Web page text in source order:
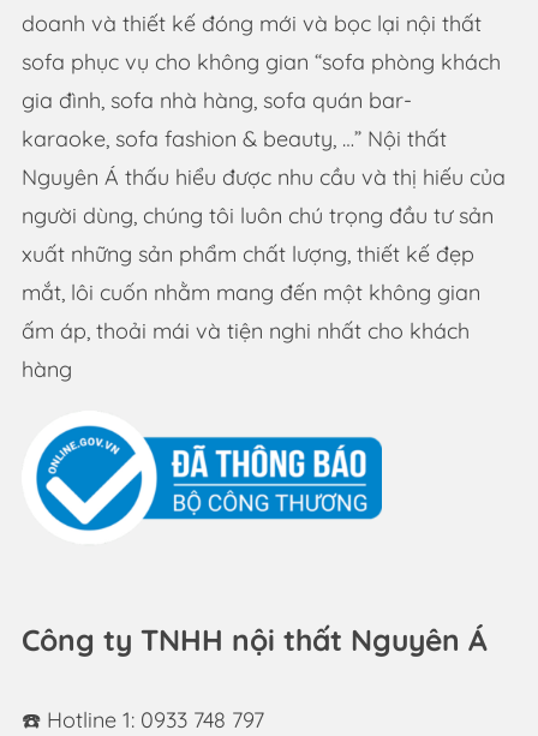
doanh và thiết kế đóng mới và bọc lại nội thất
sofa phục vụ cho không gian “sofa phòng khách
gia đình, sofa nhà hàng, sofa quán bar-
karaoke, sofa fashion & beauty, …” Nội thất
Nguyên Á thấu hiểu được nhu cầu và thị hiếu của
người dùng, chúng tôi luôn chú trọng đầu tư sản
xuất những sản phẩm chất lượng, thiết kế đẹp
mắt, lôi cuốn nhằm mang đến một không gian
ấm áp, thoải mái và tiện nghi nhất cho khách
hàng
Công ty TNHH nội thất Nguyên Á
☎️ Hotline 1: 0933 748 797